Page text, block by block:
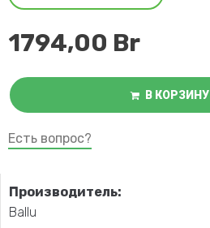
1794,00 Br
В КОРЗИНУ
Есть вопрос?
Производитель:
Ballu